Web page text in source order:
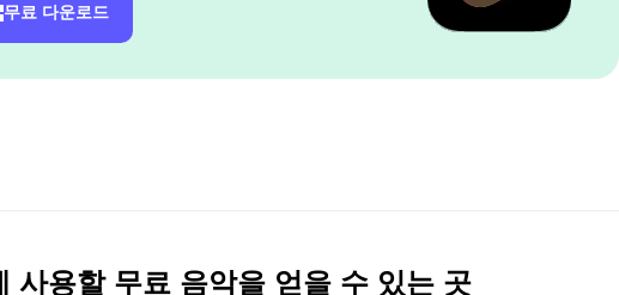
무료 다운로드
용할 무료 음악을 얻을 수 있는 곳